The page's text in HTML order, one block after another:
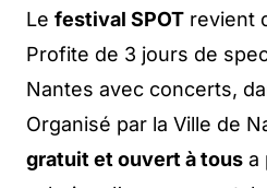
Le festival SPOT revient
Profite de 3 jours de
Nantes avec concerts,
Organisé par la Ville de
gratuit et ouvert à tous a